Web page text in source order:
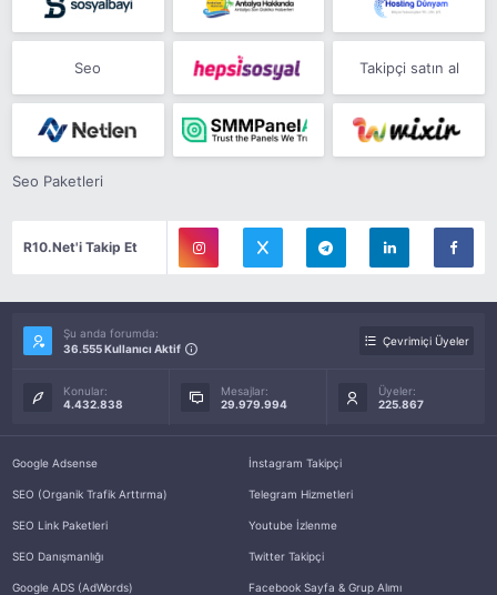
Seo Takipçi satın al
Seo Paketleri
R10.Net'i Takip Et
Şu anda forumda:
36.555 Kullanıcı Aktif
Çevrimiçi Üyeler
Konular:
4.432.838
Mesajlar:
29.979.994
Üyeler:
225.867
Google Adsense
SEO (Organik Trafik Arttırma)
SEO Link Paketleri
SEO Danışmanlığı
Google ADS (AdWords)
İnstagram Takipçi
Telegram Hizmetleri
Youtube İzlenme
Twitter Takipçi
Facebook Sayfa & Grup Alımı